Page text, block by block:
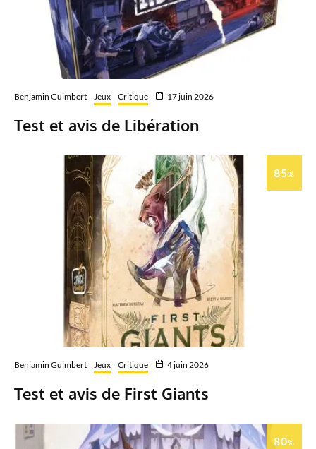
Benjamin Guimbert Jeux Critique 17 juin 2026
Test et avis de Libération
85%
Benjamin Guimbert Jeux Critique 4 juin 2026
Test et avis de First Giants
80%